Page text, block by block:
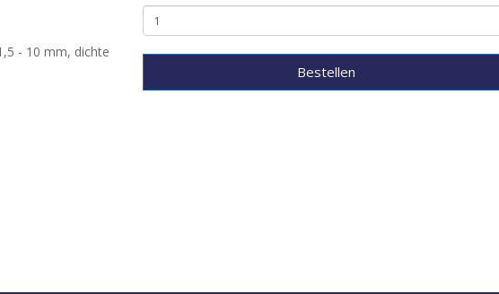
- 10 mm, dichte
Bestellen